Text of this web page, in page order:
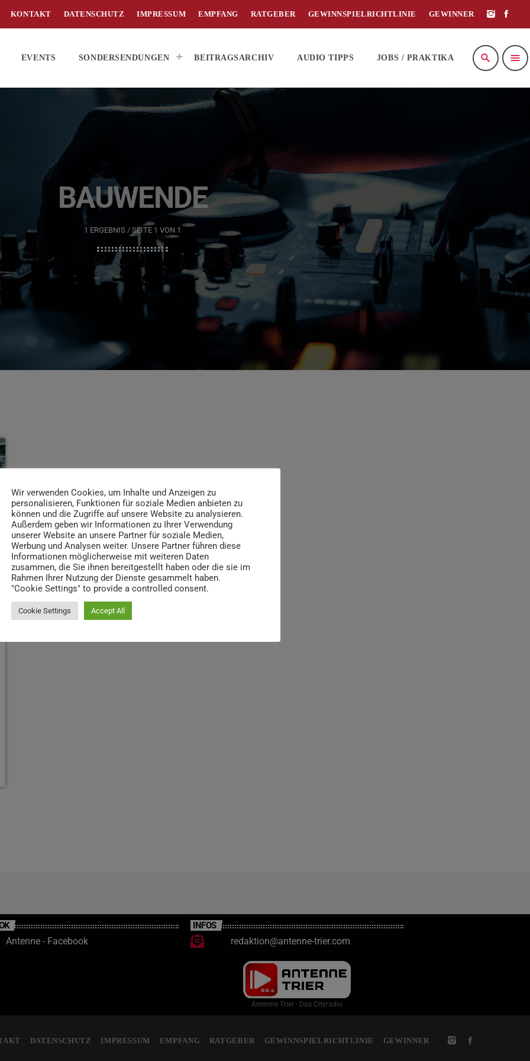
KONTAKT DATENSCHUTZ IMPRESSUM EMPFANG RATGEBER GEWINNSPIELRICHTLINIE GEWINNER
EVENTS SONDERSENDUNGEN BEITRAGSARCHIV AUDIO TIPPS JOBS / PRAKTIKA search menu
BAUWENDE
1 ERGEBNIS / SEITE 1 VON 1
Antenne - Facebook
INFOS
redaktion@antenne-trier.com
Antenne Trier - Das Cityradio
DATENSCHUTZ IMPRESSUM EMPFANG RATGEBER GEWINNSPIELRICHTLINIE GEWINNER
Wir verwenden Cookies, um Inhalte und Anzeigen zu
personalisieren, Funktionen für soziale Medien anbieten zu
können und die Zugriffe auf unsere Website zu analysieren.
Außerdem geben wir Informationen zu Ihrer Verwendung
unserer Website an unsere Partner für soziale Medien,
Werbung und Analysen weiter. Unsere Partner führen diese
Informationen möglicherweise mit weiteren Daten
zusammen, die Sie ihnen bereitgestellt haben oder die sie im
Rahmen Ihrer Nutzung der Dienste gesammelt haben.
"Cookie Settings" to provide a controlled consent.
Cookie Settings Accept All